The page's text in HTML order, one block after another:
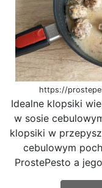
https://
Idealne klopsiki
w sosie
klopsiki w
cebulowym
ProstePesto a